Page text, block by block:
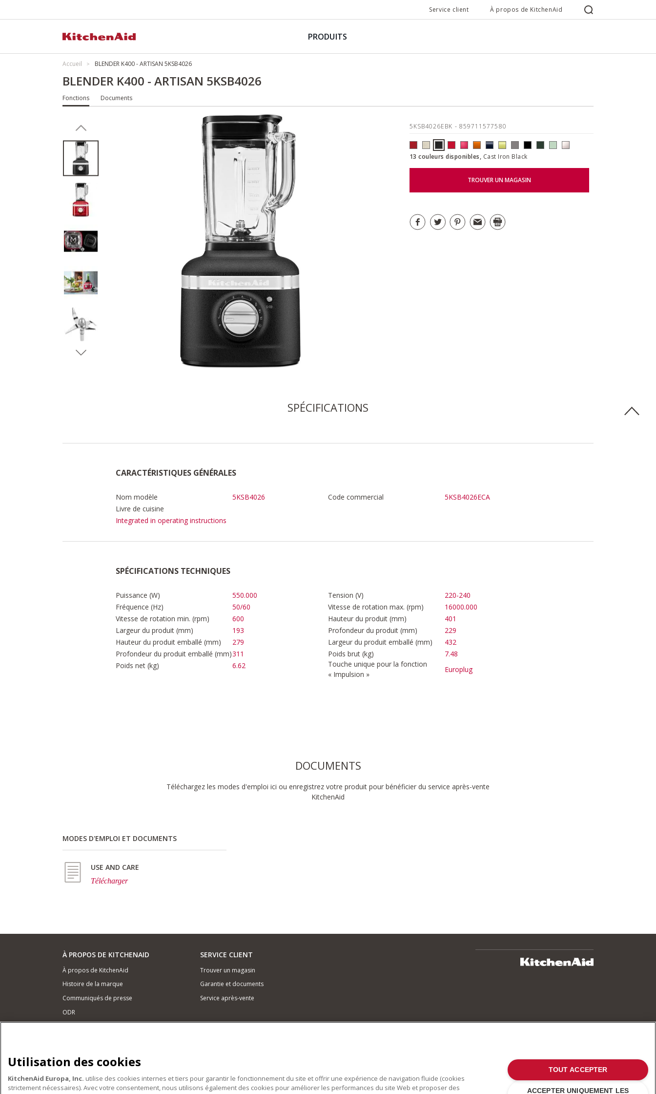
Service client À propos de KitchenAid
PRODUITS
Accueil BLENDER K400 - ARTISAN 5KSB4026
BLENDER K400 - ARTISAN 5KSB4026
Fonctions Documents
5KSB4026EBK - 859711577580
13 couleurs disponibles, Cast Iron Black
TROUVER UN MAGASIN
SPÉCIFICATIONS
CARACTÉRISTIQUES GÉNÉRALES
Nom modèle 5KSB4026 Code commercial
5KSB4026ECA
Livre de cuisine
Integrated in operating instructions
SPÉCIFICATIONS TECHNIQUES
Puissance (W) 550.000 Tension (V)
220-240
Fréquence (Hz)
50/60 Vitesse de rotation max. (rpm)
16000.000
Vitesse de rotation min. (rpm)
600 Hauteur du produit (mm)
401
Largeur du produit (mm)
193 Profondeur du produit (mm)
229
Hauteur du produit emballé (mm)
279 Largeur du produit emballé (mm)
432
Profondeur du produit emballé (mm)311 Poids brut (kg)
7.48
Poids net (kg)
6.62
Touche unique pour la fonction
« Impulsion »
Europlug
DOCUMENTS
Téléchargez les modes d'emploi ici ou enregistrez votre produit pour bénéficier du service après-vente
KitchenAid
MODES D'EMPLOI ET DOCUMENTS
USE AND CARE
Télécharger
À PROPOS DE KITCHENAID
À propos de KitchenAid
Histoire de la marque
Communiqués de presse
ODR
Matériel de cuisine
Accessoires
SERVICE CLIENT
Trouver un magasin
Garantie et documents
Service après-vente
Utilisation des cookies
KitchenAid Europa, Inc. utilise des cookies internes et tiers pour garantir le fonctionnement du site et offrir une expérience de navigation fluide (cookies
strictement nécessaires). Avec votre consentement, nous utilisons également des cookies pour améliorer les performances du site Web et proposer des
ACCEPTER UNIQUEMENT LES
TOUT ACCEPTER